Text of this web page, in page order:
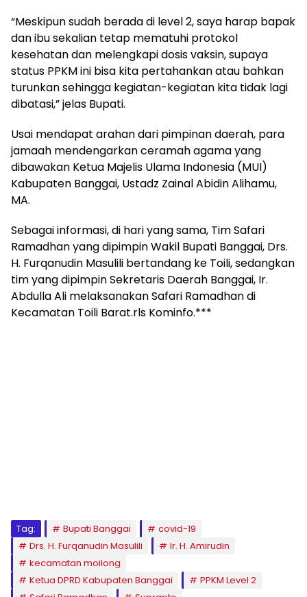
“Meskipun sudah berada di level 2, saya harap bapak
dan ibu sekalian tetap mematuhi protokol
kesehatan dan melengkapi dosis vaksin, supaya
status PPKM ini bisa kita pertahankan atau bahkan
turunkan sehingga kegiatan-kegiatan kita tidak lagi
dibatasi,” jelas Bupati.
Usai mendapat arahan dari pimpinan daerah, para
jamaah mendengarkan ceramah agama yang
dibawakan Ketua Majelis Ulama Indonesia (MUI)
Kabupaten Banggai, Ustadz Zainal Abidin Alihamu,
MA.
Sebagai informasi, di hari yang sama, Tim Safari
Ramadhan yang dipimpin Wakil Bupati Banggai, Drs.
H. Furqanudin Masulili bertandang ke Toili, sedangkan
tim yang dipimpin Sekretaris Daerah Banggai, Ir.
Abdulla Ali melaksanakan Safari Ramadhan di
Kecamatan Toili Barat.rls Kominfo.***
Tag: Bupati Banggai
covid-19
Drs. H. Furqanudin Masulili
Ir. H. Amirudin
kecamatan moilong
Ketua DPRD Kabupaten Banggai
PPKM Level 2